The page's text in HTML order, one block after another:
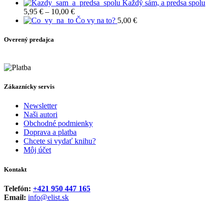
Každý sám, a predsa spolu
5,95 € – 10,00 €Price
range:
Čo vy na to? 5,00 €
Overený predajca
Zákaznícky servis
Newsletter
Naši autori
Obchodné podmienky
Doprava a platba
Chcete si vydať knihu?
Môj účet
Kontakt
Telefón: +421 950 447 165
Email: info@elist.sk